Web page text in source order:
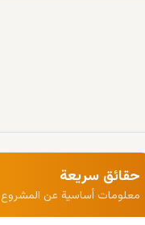
حقائق سريعة
معلومات أساسية عن المشروع